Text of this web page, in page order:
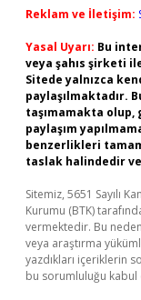
Reklam ve İletişim:
Yasal Uyarı: Bu
veya şahıs şirketi
Sitede yalnızca
paylaşılmaktadır.
taşımamakta olup,
paylaşım
benzerlikleri
taslak halindedir
Sitemiz, 5651 Sayılı
Kurumu (BTK)
vermektedir. Bu
veya araştırma
yazdıkları içeriklerin
bu sorumluluğu kabul